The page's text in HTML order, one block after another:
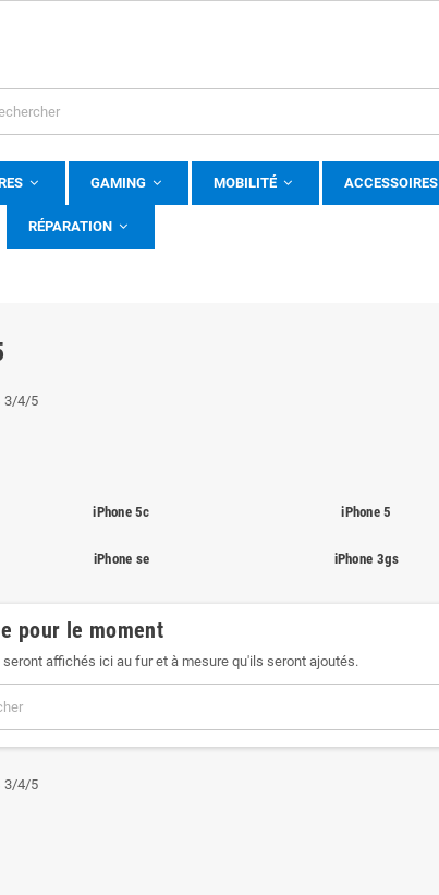
GAMING MOBILITÉ ACCESSOIRES
RÉPARATION
3/4/5
iPhone 5c iPhone 5
iPhone se iPhone 3gs
pour le moment
affichés ici au fur et à mesure qu'ils seront ajoutés.
3/4/5